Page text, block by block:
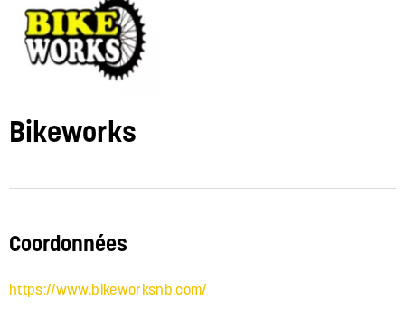
Bikeworks
Coordonnées
https://www.bikeworksnb.com/